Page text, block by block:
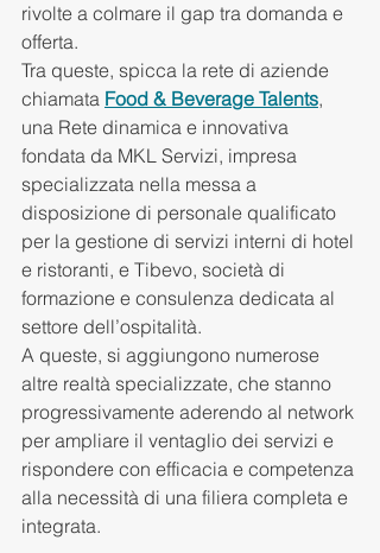
rivolte a colmare il gap tra domanda e
offerta.
Tra queste, spicca la rete di aziende
chiamata Food & Beverage Talents,
una Rete dinamica e innovativa
fondata da MKL Servizi, impresa
specializzata nella messa a
disposizione di personale qualificato
per la gestione di servizi interni di hotel
e ristoranti, e Tibevo, società di
formazione e consulenza dedicata al
settore dell’ospitalità.
A queste, si aggiungono numerose
altre realtà specializzate, che stanno
progressivamente aderendo al network
per ampliare il ventaglio dei servizi e
rispondere con efficacia e competenza
alla necessità di una filiera completa e
integrata.